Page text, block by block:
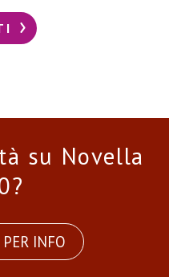
su Novella
INFO